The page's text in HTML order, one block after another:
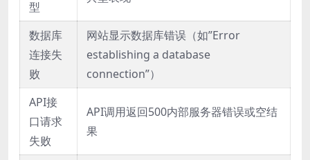
型
数据库
连接失
败
网站显示数据库错误（如”Error
establishing a database
connection”）
API接
口请求
失败
API调用返回500内部服务器错误或空结
果